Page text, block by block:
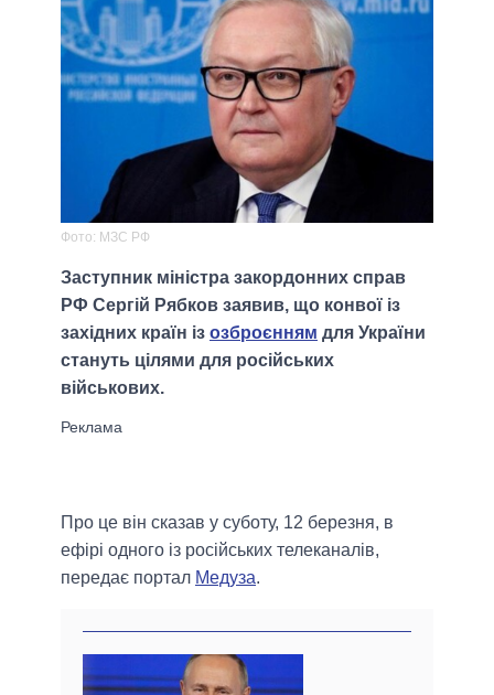
Фото: МЗС РФ
Заступник міністра закордонних справ
РФ Сергій Рябков заявив, що конвої із
західних країн із озброєнням для України
стануть цілями для російських
військових.
Про це він сказав у суботу, 12 березня, в
ефірі одного із російських телеканалів,
передає портал Медуза.